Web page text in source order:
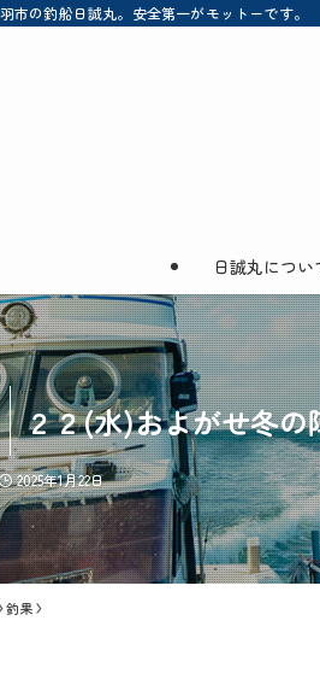
市の釣船日誠丸。安全第一がモットーです。
日誠丸につい
２２(水)およがせ冬の
2025年1月22日
釣果